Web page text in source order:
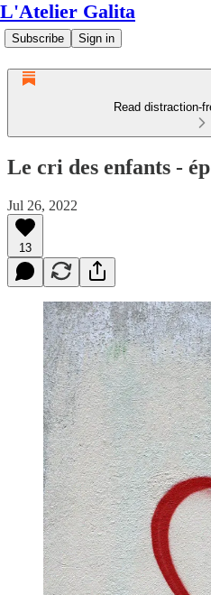
L'Atelier Galita
Subscribe Sign in
Read distraction-
Le cri des enfants -
Jul 26, 2022
13